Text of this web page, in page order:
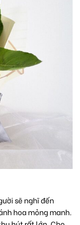
sẽ nghĩ đến
hoa mỏng manh.